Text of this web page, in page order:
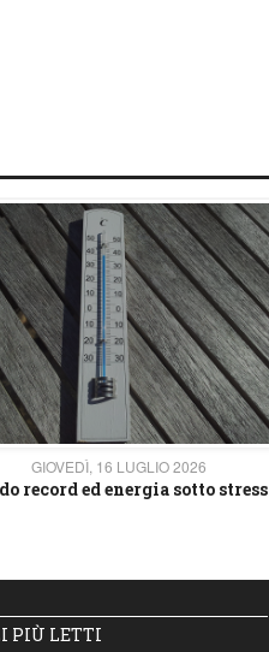
GIOVEDÌ, 16 LUGLIO 2026
record ed energia sotto stress
PIÙ LETTI